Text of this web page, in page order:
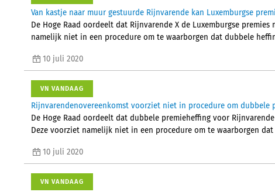
Van kastje naar muur gestuurde Rijnvarende kan Luxemburgse
De Hoge Raad oordeelt dat Rijnvarende X de Luxemburgse
namelijk niet in een procedure om te waarborgen dat dubbele
10 juli 2020
VN VANDAAG
Rijnvarendenovereenkomst voorziet niet in procedure om dubbele
De Hoge Raad oordeelt dat dubbele premieheffing voor
Deze voorziet namelijk niet in een procedure om te waarborgen
10 juli 2020
VN VANDAAG